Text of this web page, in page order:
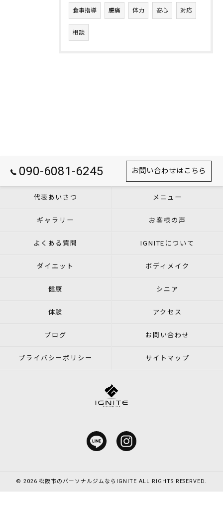
食事指導 腰痛 体力 安心 対応
相談
090-6081-6245 お問い合わせはこちら
代表あいさつ メニュー
ギャラリー お客様の声
よくある質問 IGNITEについて
ダイエット ボディメイク
健康 シニア
体験 アクセス
ブログ お問い合わせ
プライバシーポリシー サイトマップ
© 2026 松阪市のパーソナルジムならIGNITE ALL RIGHTS RESERVED.